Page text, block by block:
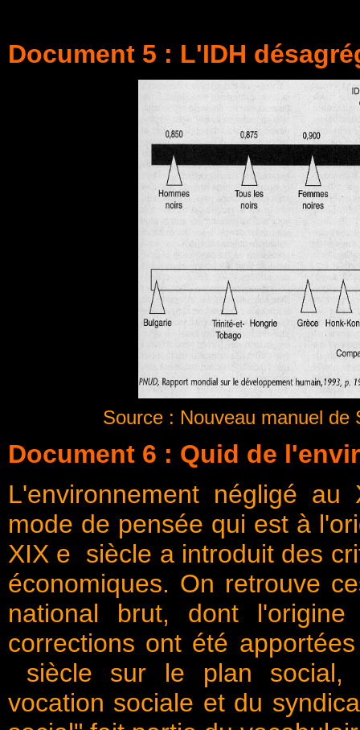
Document 5 : L'IDH
Source : Nouveau manuel de
Document 6 : Quid de
L'environnement négligé
mode de pensée qui est à
XIX e siècle a introduit des
économiques. On retrouve
national brut, dont
corrections ont été
siècle sur le plan social,
vocation sociale et du